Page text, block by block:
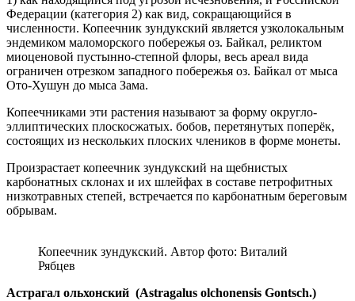
Федерации (категория 2) как вид, сокращающийся в
численности. Копеечник зундукский является узколокальным
эндемиком маломорского побережья оз. Байкал, реликтом
миоценовой пустынно-степной флоры, весь ареал вида
ограничен отрезком западного побережья оз. Байкал от мыса
Ото-Хушун до мыса Зама.
Копеечниками эти растения называют за форму округло-
эллиптических плоскосжатых. бобов, перетянутых поперёк,
состоящих из нескольких плоских члеников в форме монеты.
Произрастает копеечник зундукский на щебнистых
карбонатных склонах и их шлейфах в составе петрофитных
низкотравных степей, встречается по карбонатным береговым
обрывам.
Копеечник зундукский. Автор фото: Виталий
Рябцев
Астрагал ольхонский (Astragalus olchonensis Gontsch.)